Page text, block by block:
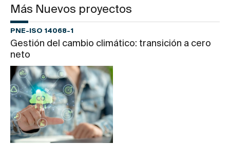
Más Nuevos proyectos
PNE-ISO 14068-1
Gestión del cambio climático: transición a cero
neto